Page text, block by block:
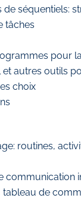
de séquentiels:
tâches
pour
et autres outils
choix
routines,
communication
de